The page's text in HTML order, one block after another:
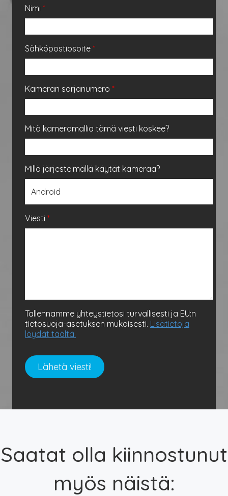
Nimi *
Sähköpostiosoite *
Kameran sarjanumero *
Mitä kameramallia tämä viesti koskee?
Millä järjestelmällä käytät kameraa?
Viesti *
Tallennamme yhteystietosi turvallisesti ja EU:n
tietosuoja-asetuksen mukaisesti. Lisätietoja
löydät täältä.
Saatat olla kiinnostunut
myös näistä: